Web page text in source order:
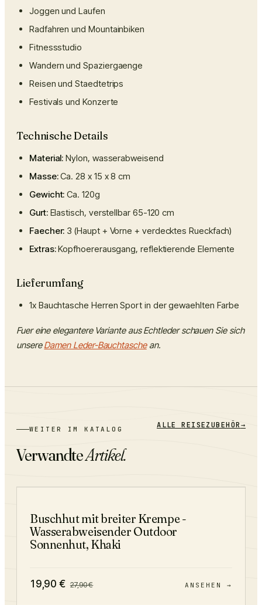
Joggen und Laufen
Radfahren und Mountainbiken
Fitnessstudio
Wandern und Spaziergaenge
Reisen und Staedtetrips
Festivals und Konzerte
Technische Details
Material: Nylon, wasserabweisend
Masse:Ca. 28 x 15 x 8 cm
Gewicht: Ca. 120g
Gurt:Elastisch, verstellbar 65-120 cm
Faecher: 3 (Haupt + Vorne + verdecktes Rueckfach)
Extras:Kopfhoererausgang, reflektierende Elemente
Lieferumfang
1x Bauchtasche Herren Sport in der gewaehlten Farbe
Fuer eine elegantere Variante aus Echtleder schauen Sie sich
unsereDamen Leder-Bauchtaschean.
WEITER IM KATALOG
VerwandteArtikel.
ALLEREISEZUBEHÖR→
Buschhut mit breiter Krempe -
Wasserabweisender Outdoor
Sonnenhut, Khaki
19,90 € 27,90€ ANSEHEN →